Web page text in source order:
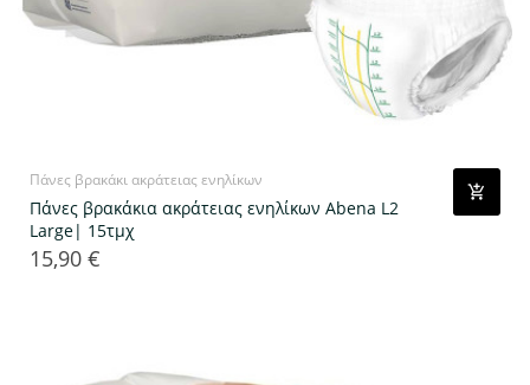
Πάνες βρακάκι ακράτειας ενηλίκων
Πάνες βρακάκια ακράτειας ενηλίκων Abena L2
Large| 15τμχ
Τιμή
15,90 €